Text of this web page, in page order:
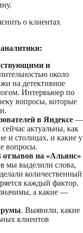
о клиентах
и
около
на детективное
Интервьюер по
вопросы, которые
в Яндексе —
актуальны, как
и столицах, и какие у
вопросы.
отзывов на «Альянс»
мы выделили слова,
количественный
каждый фактор.
а какие —
. Выявили, какие
клиентов